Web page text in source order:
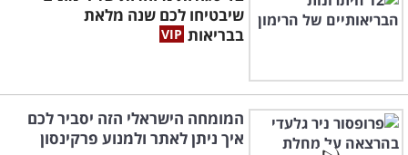
שיבטיחו לכם שנה מלאת
בבריאות
המומחה הישראלי הזה יסביר לכם
איך ניתן לאתר ולמנוע פרקינסון